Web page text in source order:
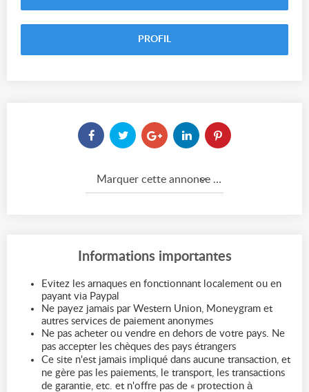
PROFIL
Marquer cette annonce comme...
Informations importantes
Evitez les arnaques en fonctionnant localement ou en
payant via Paypal
Ne payez jamais par Western Union, Moneygram et
autres services de paiement anonymes
Ne pas acheter ou vendre en dehors de votre pays. Ne
pas accepter les chèques des pays étrangers
Ce site n'est jamais impliqué dans aucune transaction, et
ne gère pas les paiements, le transport, les transactions
de garantie, etc. et n'offre pas de « protection à